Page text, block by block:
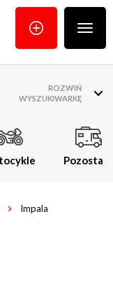
menu
Pozostałe
ROZWIŃ
WYSZUKIWARKĘ
Impala